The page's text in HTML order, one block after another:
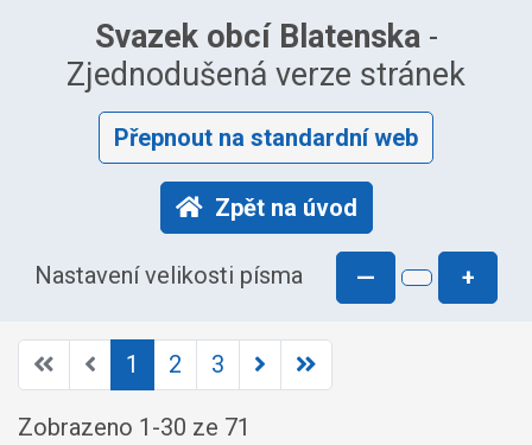
Svazek obcí Blatenska-
Zjednodušená verze stránek
Přepnout na standardní web
Zpět na úvod
Nastavení velikosti písma — +
1 2 3
Zobrazeno 1 -30 ze 71